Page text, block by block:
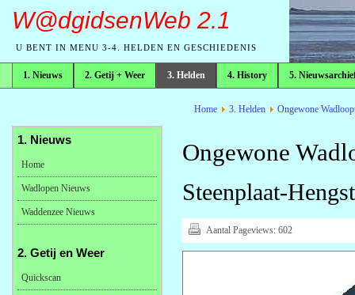
W@dgidsenWeb 2.1
U BENT IN MENU 3-4. HELDEN EN GESCHIEDENIS
1. Nieuws 2. Getij + Weer 3. Helden 4. History 5.
broodkruimelpad
Home 3. Helden Ongewone
Ongewone
Steenplaat-
Aantal Pageviews: 602
1. Nieuws
Home
Wadlopen Nieuws
Waddenzee Nieuws
2. Getij en Weer
Quickscan